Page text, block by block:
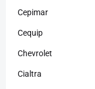
Cepimar
Cequip
Chevrolet
Cialtra